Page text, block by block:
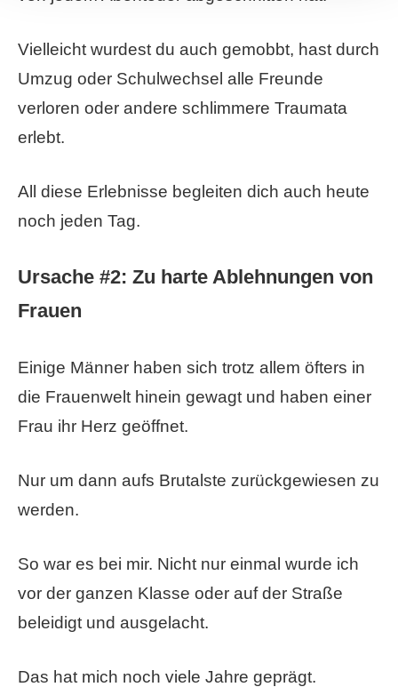
Vielleicht wurdest du auch gemobbt, hast durch
Umzug oder Schulwechsel alle Freunde
verloren oder andere schlimmere Traumata
erlebt.
All diese Erlebnisse begleiten dich auch heute
noch jeden Tag.
Ursache #2: Zu harte Ablehnungen von
Frauen
Einige Männer haben sich trotz allem öfters in
die Frauenwelt hinein gewagt und haben einer
Frau ihr Herz geöffnet.
Nur um dann aufs Brutalste zurückgewiesen zu
werden.
So war es bei mir. Nicht nur einmal wurde ich
vor der ganzen Klasse oder auf der Straße
beleidigt und ausgelacht.
Das hat mich noch viele Jahre geprägt.